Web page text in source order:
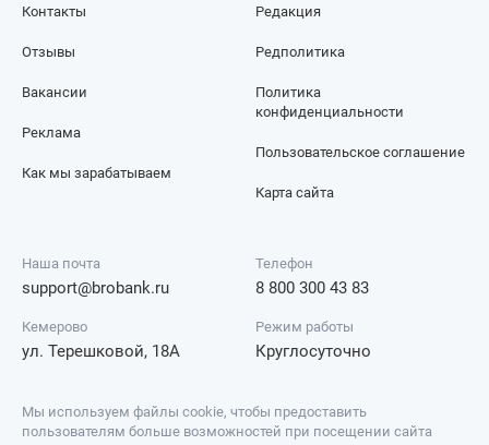
Контакты
Отзывы
Редакция
Редполитика
Вакансии
Реклама
Как мы зарабатываем
Политика
конфиденциальности
Пользовательское соглашение
Карта сайта
Наша почта
support@brobank.ru
Телефон
8 800 300 43 83
Кемерово
ул. Терешковой, 18А
Режим работы
Круглосуточно
Мы используем файлы cookie, чтобы предоставить
пользователям больше возможностей при посещении сайта